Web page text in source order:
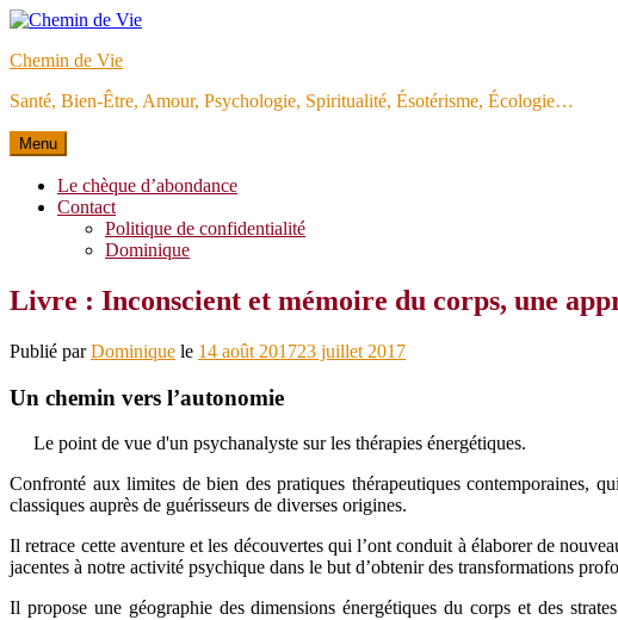
Aller
contenu
Chemin de Vie
Santé, Bien-Être, Amour, Psychologie, Spiritualité, Ésotérisme, Écologie…
Menu
Le chèque d’abondance
Contact
Politique de confidentialité
Dominique
Livre : Inconscient et mémoire du corps, une
Publié parDominique le 14 août 201723 juillet 2017
Un chemin vers l’autonomie
Le point de vue d'un psychanalyste sur les thérapies énergétiques.
Confronté aux limites de bien des pratiques thérapeutiques contemporaines,
classiques auprès de guérisseurs de diverses origines.
Il retrace cette aventure et les découvertes qui l’ont conduit à élaborer de
jacentes à notre activité psychique dans le but d’obtenir des transformations
Il propose une géographie des dimensions énergétiques du corps et des